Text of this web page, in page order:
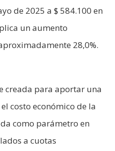
de 2025 a $ 584.100 en
un aumento
28,0%.
creada para aportar una
costo económico de la
como parámetro en
a cuotas